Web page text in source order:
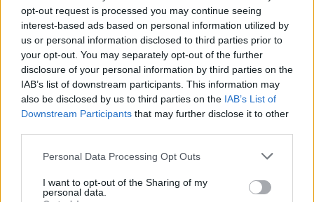
opt-out request is processed you may continue seeing
interest-based ads based on personal information utilized by
us or personal information disclosed to third parties prior to
your opt-out. You may separately opt-out of the further
disclosure of your personal information by third parties on the
IAB’s list of downstream participants. This information may
also be disclosed by us to third parties on the IAB’s List of
Downstream Participants that may further disclose it to other
Personal Data Processing Opt Outs
I want to opt-out of the Sharing of my
personal data.
Nu säger företaget i stället att man övervärderat
tillväxten för hard seltzers och därför måste sänka
vinstförväntningarna.
– Marknaden för hard seltzers har fortsatt att
minska sedan rapporten i juli, säger företaget.